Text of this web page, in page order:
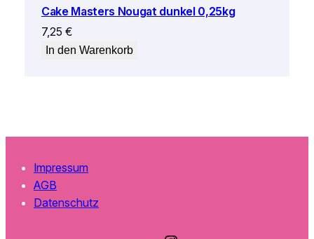
Cake Masters Nougat dunkel 0,25kg
7,25 €
In den Warenkorb
Impressum
AGB
Datenschutz